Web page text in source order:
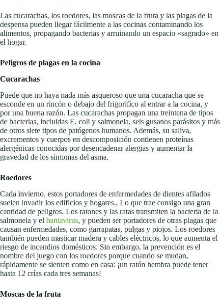
Las cucarachas, los roedores, las moscas de la fruta y las plagas de la
despensa pueden llegar fácilmente a las cocinas contaminando los
alimentos, propagando bacterias y arruinando un espacio «sagrado» en
el hogar.
Peligros de plagas en la cocina
Cucarachas
Puede que no haya nada más asqueroso que una cucaracha que se
esconde en un rincón o debajo del frigorífico al entrar a la cocina, y
por una buena razón. Las cucarachas propagan una treintena de tipos
de bacterias, incluidas E. coli y salmonela, seis gusanos parásitos y más
de otros siete tipos de patógenos humanos. Además, su saliva,
excrementos y cuerpos en descomposición contienen proteínas
alergénicas conocidas por desencadenar alergias y aumentar la
gravedad de los síntomas del asma.
Roedores
Cada invierno, estos portadores de enfermedades de dientes afilados
suelen invadir los edificios y hogares., Lo que trae consigo una gran
cantidad de peligros. Los ratones y las ratas transmiten la bacteria de la
salmonela y el hantavirus, y pueden ser portadores de otras plagas que
causan enfermedades, como garrapatas, pulgas y piojos. Los roedores
también pueden masticar madera y cables eléctricos, lo que aumenta el
riesgo de incendios domésticos. Sin embargo, la prevención es el
nombre del juego con los roedores porque cuando se mudan,
rápidamente se sienten como en casa: ¡un ratón hembra puede tener
hasta 12 crías cada tres semanas!
Moscas de la fruta